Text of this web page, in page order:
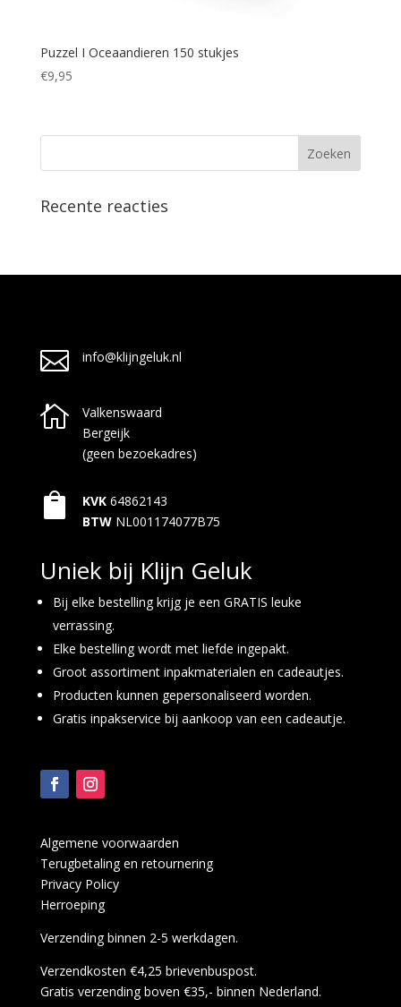
Puzzel I Oceaandieren 150 stukjes
€9,95
Recente reacties
 info@klijngeluk.nl

Valkenswaard
Bergeijk
(geen bezoekadres)
 KVK 64862143
BTW NL001174077B75
Uniek bij Klijn Geluk
Bij elke bestelling krijg je een GRATIS leuke
verrassing.
Elke bestelling wordt met liefde ingepakt.
Groot assortiment inpakmaterialen en cadeautjes.
Producten kunnen gepersonaliseerd worden.
Gratis inpakservice bij aankoop van een cadeautje.
Algemene voorwaarden
Terugbetaling en retournering
Privacy Policy
Herroeping
Verzending binnen 2-5 werkdagen.
Verzendkosten €4,25 brievenbuspost.
Gratis verzending boven €35,- binnen Nederland.